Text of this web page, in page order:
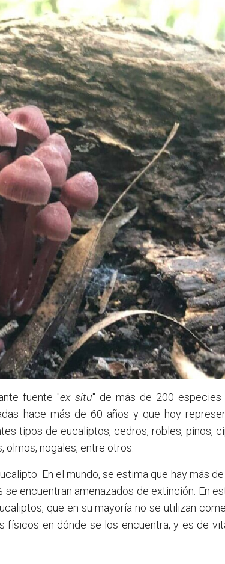
fuente "ex situ" de más de 200 especies
hace más de 60 años y que hoy
tipos de eucaliptos, cedros, robles, pinos,
olmos, nogales, entre otros.
En el mundo, se estima que hay más
encuentran amenazados de extinción. En
que en su mayoría no se utilizan
físicos en dónde se los encuentra, y es de